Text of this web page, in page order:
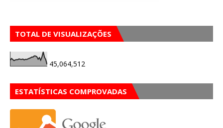
TOTAL DE VISUALIZAÇÕES
45,064,512
ESTATÍSTICAS COMPROVADAS